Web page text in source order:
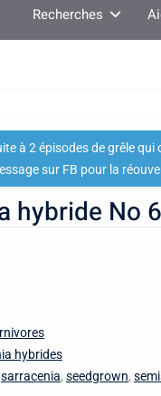
Recherches
à 2 épisodes de grêle qui
sur FB pour la
hybride No
hybrides
sarracenia, seedgrown,